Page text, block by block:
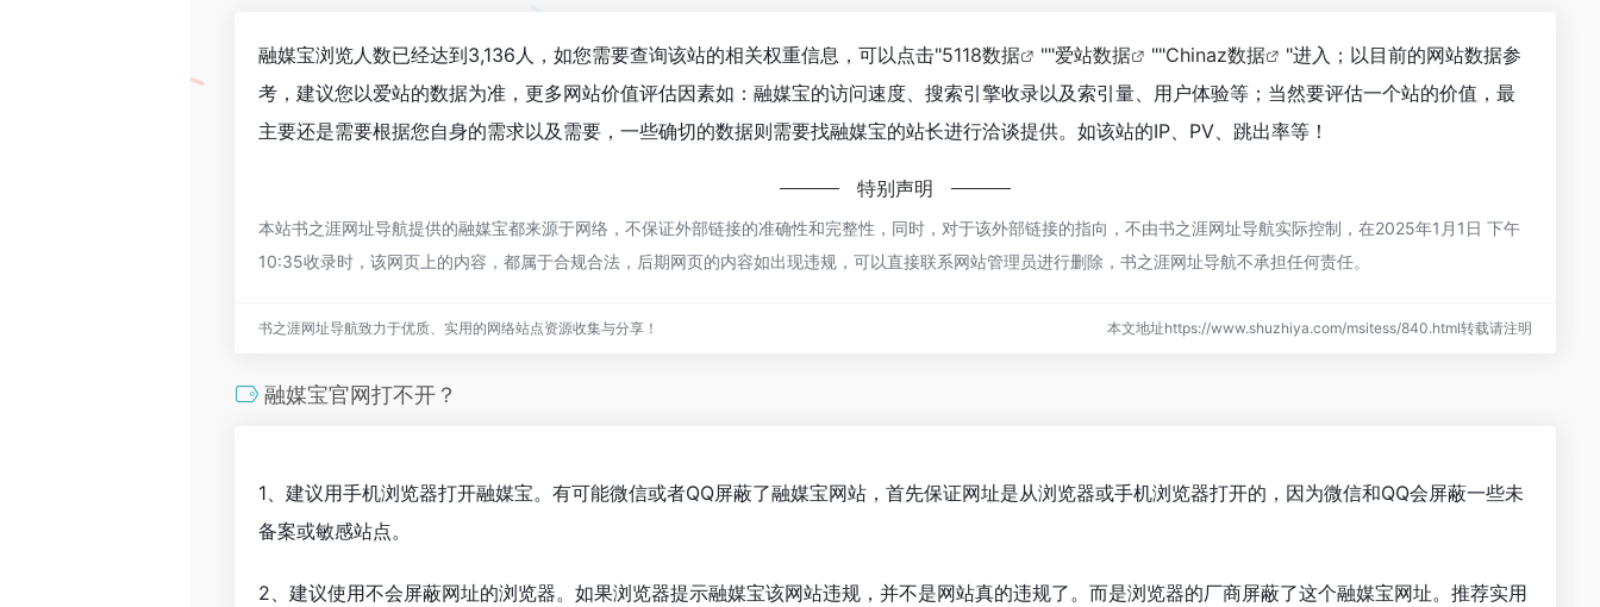
融媒宝浏览人数已经达到3,136人，如您需要查询该站的相关权重信息，可以点击"5118数据 ""爱站数据 ""Chinaz数据
"进入；以目前的网站数据参
考，建议您以爱站的数据为准，更多网站价值评估因素如：融媒宝的访问速度、搜索引擎收录以及索引量、用户体验等；当然要评估一个站的价值，最
主要还是需要根据您自身的需求以及需要，一些确切的数据则需要找融媒宝的站长进行洽谈提供。如该站的IP、PV、跳出率等！
特别声明
本站书之涯网址导航提供的融媒宝都来源于网络，不保证外部链接的准确性和完整性，同时，对于该外部链接的指向，不由书之涯网址导航实际控制，在2025年1月1日 下午
10:35收录时，该网页上的内容，都属于合规合法，后期网页的内容如出现违规，可以直接联系网站管理员进行删除，书之涯网址导航不承担任何责任。
书之涯网址导航致力于优质、实用的网络站点资源收集与分享！ 本文地址https://www.shuzhiya.com/msitess/840.html转载请注明
融媒宝官网打不开？
1、建议用手机浏览器打开融媒宝。有可能微信或者QQ屏蔽了融媒宝网站，首先保证网址是从浏览器或手机浏览器打开的，因为微信和QQ会屏蔽一些未
备案或敏感站点。
2、建议使用不会屏蔽网址的浏览器。如果浏览器提示融媒宝该网站违规，并不是网站真的违规了。而是浏览器的厂商屏蔽了这个融媒宝网址。推荐实用